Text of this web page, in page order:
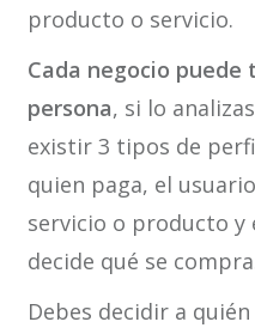
producto o servicio.
Cada negocio puede
persona, si lo
existir 3 tipos de
quien paga, el
servicio o producto
decide qué se
Debes decidir a